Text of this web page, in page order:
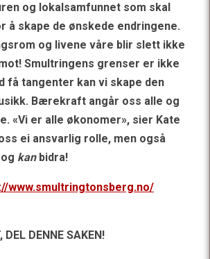
og lokalsamfunnet som skal
å skape de ønskede endringene.
og livene våre blir slett ikke
Smultringens grenser er ikke
få tangenter kan vi skape den
Bærekraft angår oss alle og
«Vi er alle økonomer», sier Kate
ei ansvarlig rolle, men også
kanbidra!
www.smultringtonsberg.no/
DEL DENNE SAKEN!